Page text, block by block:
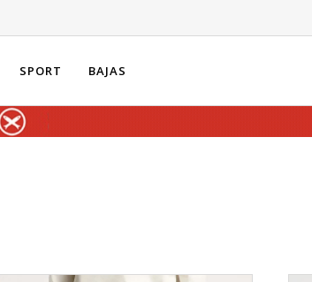
SPORT BAJAS